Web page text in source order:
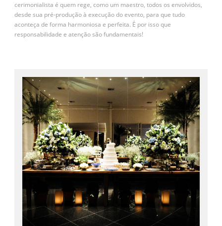
cerimonialista é quem rege, como um maestro, todos os envolvidos,
desde sua pré-produção à execução do evento, para que tudo
aconteça de forma harmoniosa e perfeita. É por isso que
responsabilidade e atenção são fundamentais!